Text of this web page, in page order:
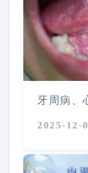
牙周病、
2025-12-